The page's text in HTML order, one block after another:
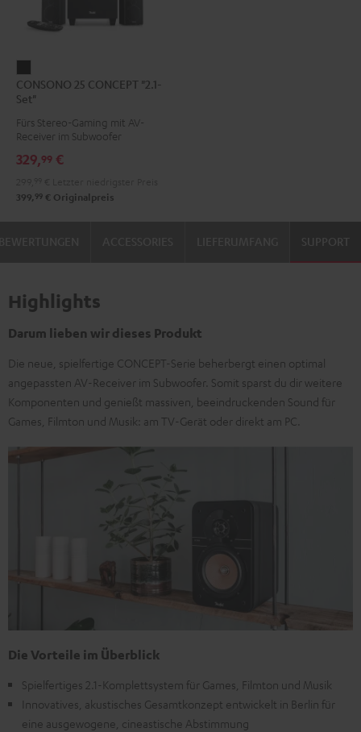
25
CONCEPT
"2.1-
Schwarz
CONSONO 25 CONCEPT "2.1-
Set"
Fürs Stereo-Gaming mit AV-
Receiver im Subwoofer
329,99 €
399, 99 € Originalpreis
SUPPORT
Highlights
Darum lieben wir dieses Produkt
Die neue, spielfertige CONCEPT-Serie beherbergt einen optimal
angepassten AV-Receiver im Subwoofer. Somit sparst du dir weitere
Komponenten und genießt massiven, beeindruckenden Sound für
Games, Filmton und Musik: am TV-Gerät oder direkt am PC.
Die Vorteile im Überblick
Spielfertiges 2.1-Komplettsystem für Games, Filmton und Musik
Innovatives, akustisches Gesamtkonzept entwickelt in Berlin für
eine ausgewogene, cineastische Abstimmung